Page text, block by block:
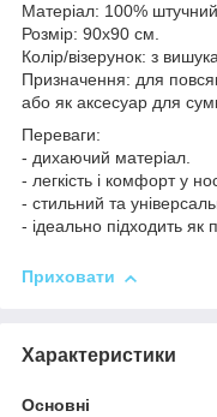
Матеріал: 100%
Розмір: 90x90 см.
Колір/візерунок: з
Призначення: для
або як аксесуар для
Переваги:
- дихаючий матеріал.
- легкість і комфорт у
- стильний та
- ідеально підходить як
Приховати
Характеристики
Основні